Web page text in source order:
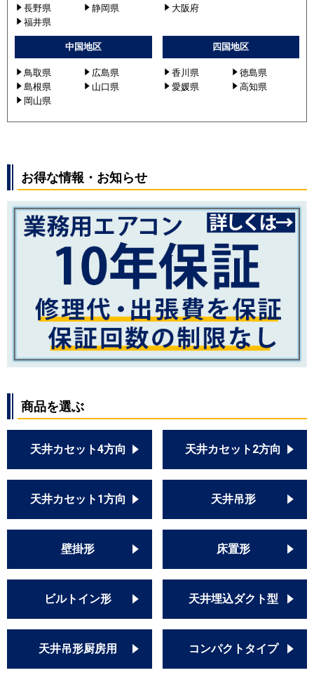
長野県
静岡県
福井県
大阪府
中国地区
鳥取県
広島県
島根県
山口県
岡山県
四国地区
香川県
徳島県
愛媛県
高知県
お得な情報・お知らせ
商品を選ぶ
天井カセット4方向 天井カセット2方向
天井カセット1方向 天井吊形
壁掛形 床置形
ビルトイン形 天井埋込ダクト型
天井吊形厨房用 コンパクトタイプ